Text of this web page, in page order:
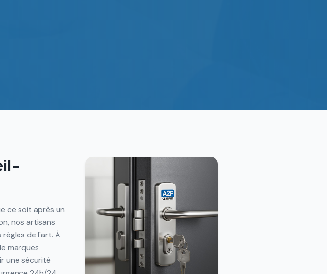
ce soit après un
nos artisans
de l'art. À
marques
une sécurité